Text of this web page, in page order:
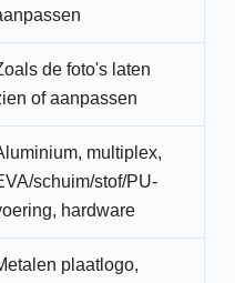
de foto's laten
of aanpassen
multiplex,
schuim/stof/PU-
hardware
plaatlogo,